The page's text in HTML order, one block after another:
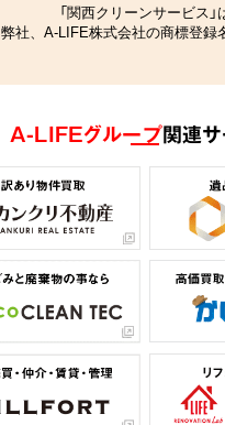
「関西クリーンサービス」
弊社、A-LIFE株式会社の商標登録
A-LIFEグループ関連